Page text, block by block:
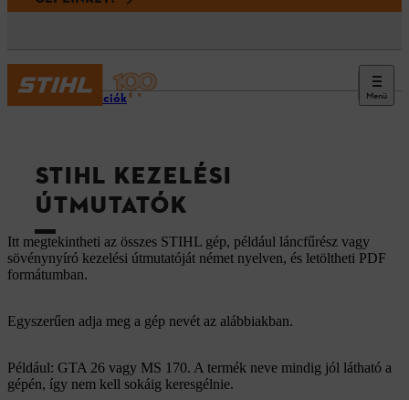
Menü
Információk
STIHL KEZELÉSI
ÚTMUTATÓK
Itt megtekintheti az összes STIHL gép, például láncfűrész vagy
sövénynyíró kezelési útmutatóját német nyelven, és letöltheti PDF
formátumban.
Egyszerűen adja meg a gép nevét az alábbiakban.
Például: GTA 26 vagy MS 170. A termék neve mindig jól látható a
gépén, így nem kell sokáig keresgélnie.